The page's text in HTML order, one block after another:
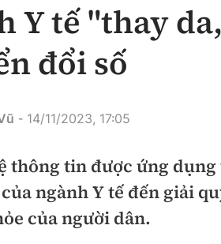
Vật liệu xây dựng
Giám định chất lượng
An toàn giao thông
Giao thông 24h
Y tế "thay
đổi số
- 14/11/2023, 17:05
thông tin được ứng
ngành Y tế đến giải
của người dân.